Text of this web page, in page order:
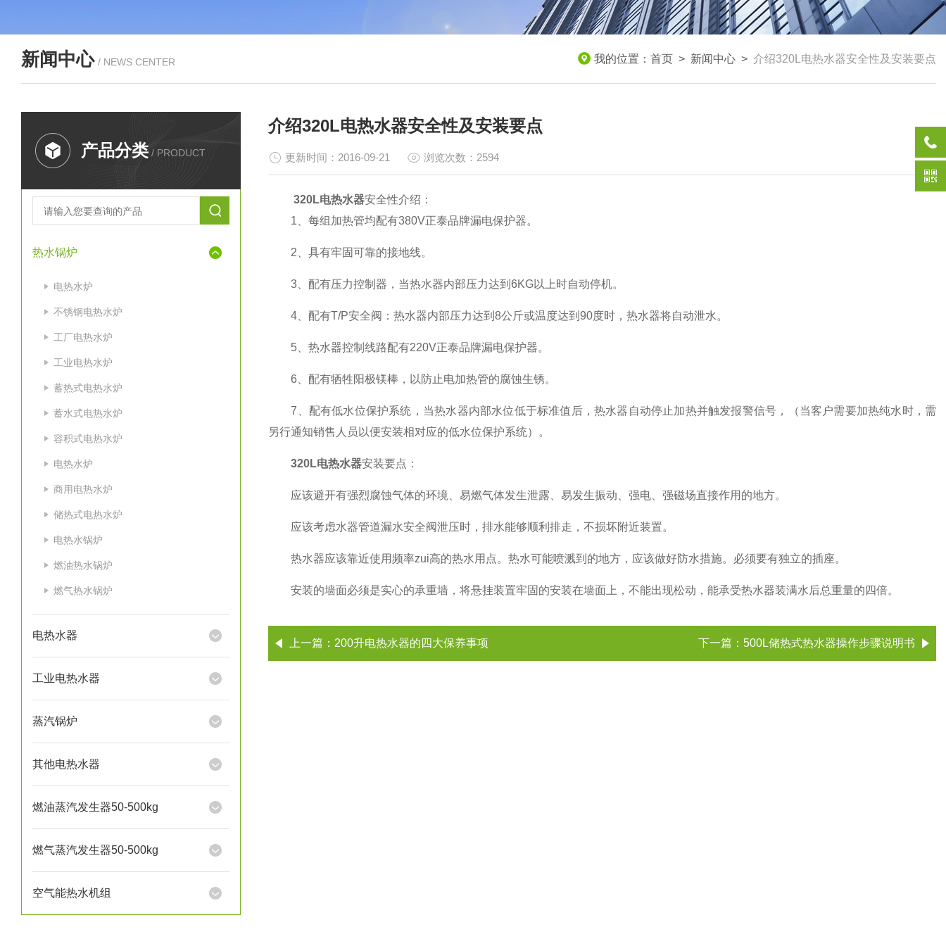
新闻中心 / NEWS CENTER 我的位置： 首页 > 新闻中心 > 介绍320L电热水器安全性及安装要点
产品分类 / PRODUCT
热水锅炉
电热水炉
不锈钢电热水炉
工厂电热水炉
工业电热水炉
蓄热式电热水炉
蓄水式电热水炉
容积式电热水炉
电热水炉
商用电热水炉
储热式电热水炉
电热水锅炉
燃油热水锅炉
燃气热水锅炉
电热水器
工业电热水器
蒸汽锅炉
其他电热水器
燃油蒸汽发生器50-500kg
燃气蒸汽发生器50-500kg
空气能热水机组
介绍320L电热水器安全性及安装要点
更新时间：2016-09-21 浏览次数：2594
320L电热水器安全性介绍：
1、每组加热管均配有380V正泰品牌漏电保护器。
2、具有牢固可靠的接地线。
3、配有压力控制器，当热水器内部压力达到6KG以上时自动停机。
4、配有T/P安全阀：热水器内部压力达到8公斤或温度达到90度时，热水器将自动泄水。
5、热水器控制线路配有220V正泰品牌漏电保护器。
6、配有牺牲阳极镁棒，以防止电加热管的腐蚀生锈。
7、配有低水位保护系统，当热水器内部水位低于标准值后，热水器自动停止加热并触发报警信号，（当客户需要加热纯水时，需
另行通知销售人员以便安装相对应的低水位保护系统）。
320L电热水器安装要点：
应该避开有强烈腐蚀气体的环境、易燃气体发生泄露、易发生振动、强电、强磁场直接作用的地方。
应该考虑水器管道漏水安全阀泄压时，排水能够顺利排走，不损坏附近装置。
热水器应该靠近使用频率zui高的热水用点。热水可能喷溅到的地方，应该做好防水措施。必须要有独立的插座。
安装的墙面必须是实心的承重墙，将悬挂装置牢固的安装在墙面上，不能出现松动，能承受热水器装满水后总重量的四倍。
上一篇： 200升电热水器的四大保养事项 下一篇： 500L储热式热水器操作步骤说明书